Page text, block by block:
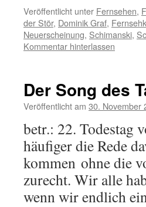
Veröffentlicht unter Fernsehen,
der Stör, Dominik Graf,
Neuerscheinung, Schimanski,
Kommentar hinterlassen
Der Song des
Veröffentlicht am 30. November
betr.: 22. Todestag
häufiger die Rede
kommen ohne die
zurecht. Wir alle
wenn wir endlich